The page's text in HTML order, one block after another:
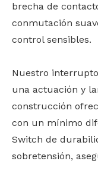
brecha de
conmutación
control sensibles.
Nuestro
una actuación y
construcción
con un mínimo
Switch de
sobretensión,